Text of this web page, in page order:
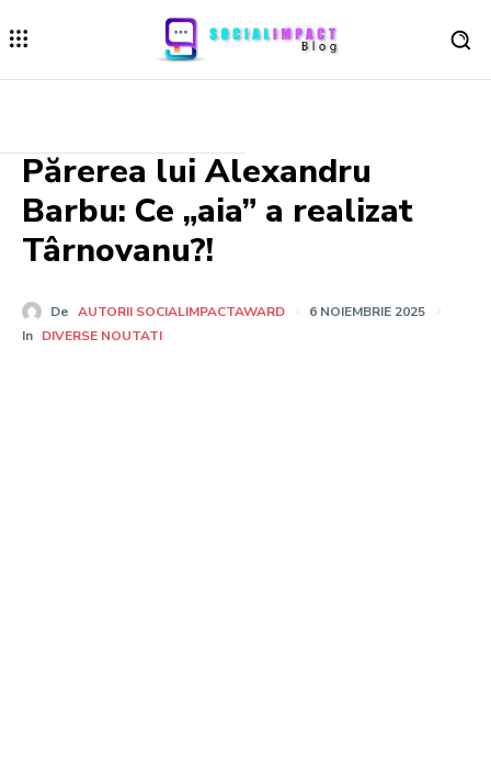
Părerea lui Alexandru
Barbu: Ce „aia” a realizat
Târnovanu?!
De AUTORII SOCIALIMPACTAWARD
6 NOIEMBRIE 2025
In DIVERSE NOUTATI